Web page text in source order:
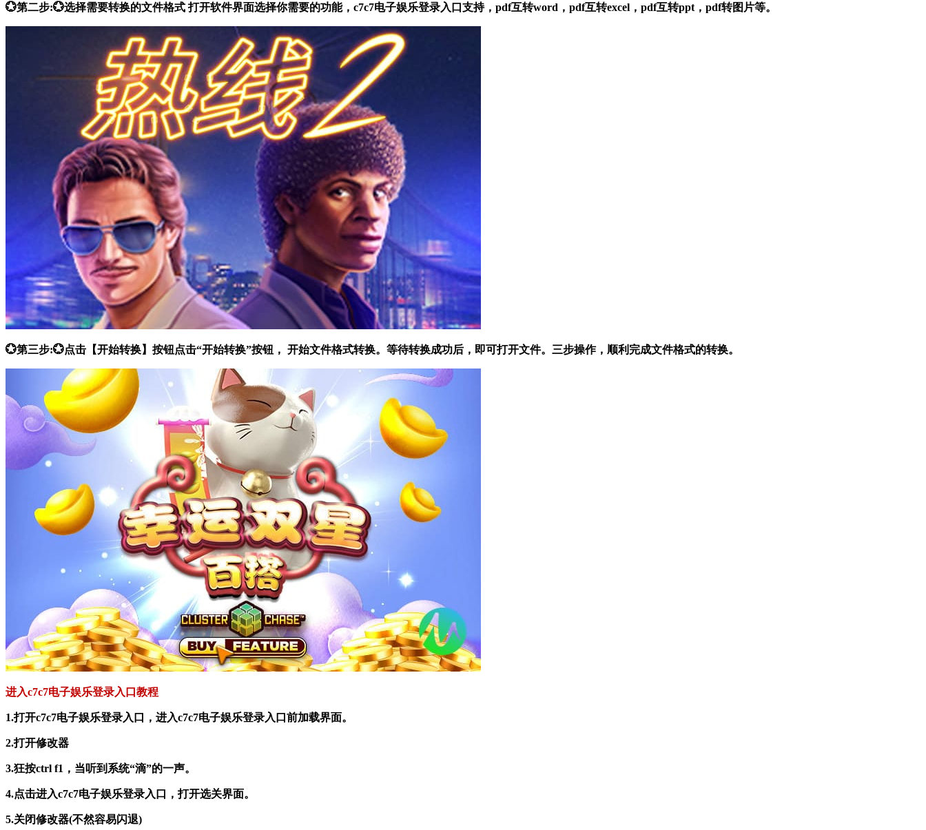
💮第二步:💮选择需要转换的文件格式 打开软件界面选择你需要的功能，c7c7电子娱乐登录入口支持，pdf互转word，pdf互转excel，pdf互转ppt，pdf转图片等。
💮第三步:💮点击【开始转换】按钮点击“开始转换”按钮， 开始文件格式转换。等待转换成功后，即可打开文件。三步操作，顺利完成文件格式的转换。
进入c7c7电子娱乐登录入口教程
1.打开c7c7电子娱乐登录入口，进入c7c7电子娱乐登录入口前加载界面。
2.打开修改器
3.狂按ctrl f1，当听到系统“滴”的一声。
4.点击进入c7c7电子娱乐登录入口，打开选关界面。
5.关闭修改器(不然容易闪退)